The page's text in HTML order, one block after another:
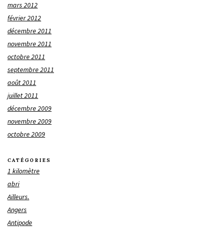
mars 2012
février 2012
décembre 2011
novembre 2011
octobre 2011
septembre 2011
août 2011
juillet 2011
décembre 2009
novembre 2009
octobre 2009
CATÉGORIES
1 kilomètre
abri
Ailleurs.
Angers
Antipode